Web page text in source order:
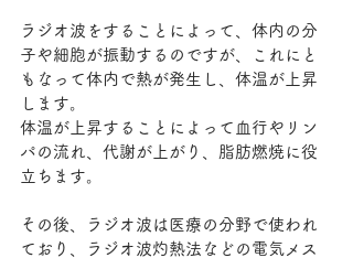
ラジオ波をすることによって、体内の分
子や細胞が振動するのですが、これにと
もなって体内で熱が発生し、体温が上昇
します。
体温が上昇することによって血行やリン
パの流れ、代謝が上がり、脂肪燃焼に役
立ちます。
その後、ラジオ波は医療の分野で使われ
ており、ラジオ波灼熱法などの電気メス